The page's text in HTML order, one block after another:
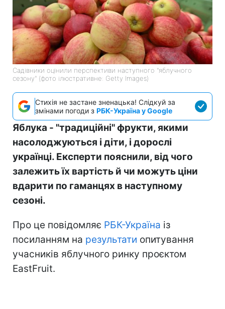
Садівники оцінили перспективи наступного "яблучного
сезону" (фото ілюстративне: Getty Images)
Стихія не застане зненацька! Слідкуй за
змінами погоди з РБК-Україна у Google
Яблука - "традиційні" фрукти, якими
насолоджуються і діти, і дорослі
українці. Експерти пояснили, від чого
залежить їх вартість й чи можуть ціни
вдарити по гаманцях в наступному
сезоні.
Про це повідомляє РБК-Україна із
посиланням на результати опитування
учасників яблучного ринку проєктом
EastFruit.